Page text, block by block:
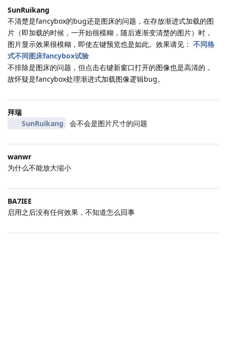
SunRuikang
不清楚是fancybox的bug还是图床的问题，在存放渐进式加载的图
片（即加载的时候，一开始很模糊，随后逐渐变清楚的图片）时，
图片显示效果很模糊，即使左键预览也是如此。效果请见： 不同格
式不同图床fancybox试验
不排除是图床的问题，但点击右键新窗口打开的图像也是高清的，
故怀疑是fancybox处理渐进式加载图像逻辑bug。
拜瑞
SunRuikang
会不会是图片尺寸的问题
wanwr
为什么不能放大缩小
BA7IEE
启用之后没有任何效果，不知道怎么回事